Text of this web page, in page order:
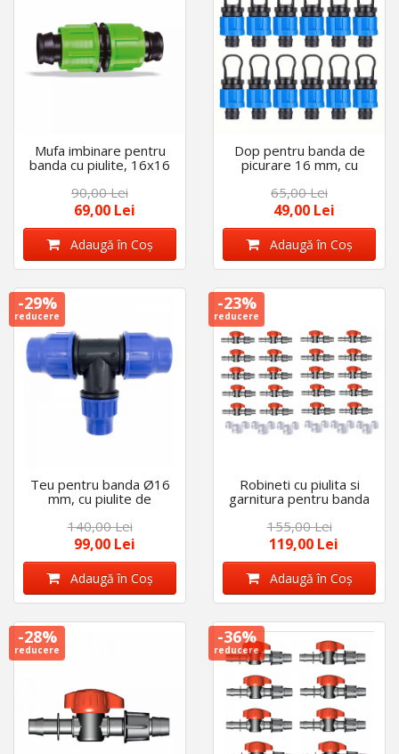
Mufa imbinare pentru
banda cu piulite, 16x16
mm, set 50 bucati
90,00 Lei
69,00 Lei
Adaugă în Coş
Dop pentru banda de
picurare 16 mm, cu
piulita , set 50 bucati
65,00 Lei
49,00 Lei
Adaugă în Coş
-29%
reducere
Teu pentru banda Ø16
mm, cu piulite de
strangere, set 50 buc.
140,00 Lei
99,00 Lei
Adaugă în Coş
-23%
reducere
Robineti cu piulita si
garnitura pentru banda
de picurare, diametru 16
mm, set 50 bucati
155,00 Lei
119,00 Lei
Adaugă în Coş
-28%
reducere
-36%
reducere